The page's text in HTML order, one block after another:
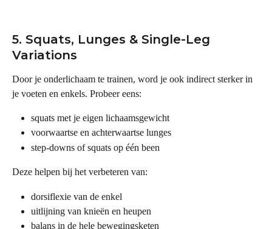
5. Squats, Lunges & Single-Leg
Variations
Door je onderlichaam te trainen, word je ook indirect sterker in
je voeten en enkels. Probeer eens:
squats met je eigen lichaamsgewicht
voorwaartse en achterwaartse lunges
step-downs of squats op één been
Deze helpen bij het verbeteren van:
dorsiflexie van de enkel
uitlijning van knieën en heupen
balans in de hele bewegingsketen